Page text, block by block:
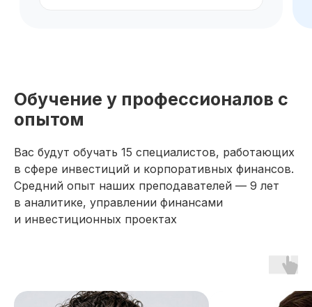
Обучение у профессионалов с
опытом
Вас будут обучать 15 специалистов, работающих
в сфере инвестиций и корпоративных финансов.
Средний опыт наших преподавателей — 9 лет
в аналитике, управлении финансами
и инвестиционных проектах